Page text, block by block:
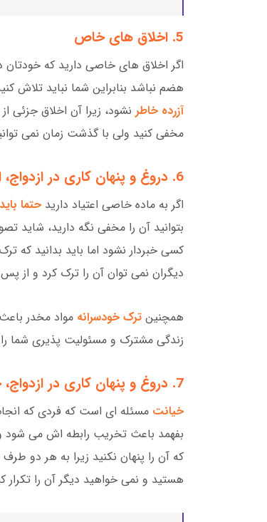
5. اخلاق های خاص
اگر اخلاق های خاصی دارید که خودتان
هضم نباشد بنابراین شما نباید تلاش
آزرده خاطر نشود، زیرا آن اخلاق جزئی
مخفی کنید ولی با گذشت زمان نمی
6. دروغ و پنهان کاری در ازدواج، اعتیاد
اگر به ماده خاصی اعتیاد دارید حتما
بتوانید آن را مخفی نگه دارید، شاید
کسی خبردار نشود اما باید بدانید که
دیگران نمی توان آن را ترک کرد و از
همچنین ترک خودسرانه مواد مخدر
زندگی مشترک و مسئولیت پذیری شما را
7. دروغ و پنهان کاری در ازدواج، خیانت
خیانت مسئله ای است که فردی که
بفهمد باعث تخریب رابطه اش می شود
که آن را پنهان نکنید زیرا به هر دو
هستید و نمی خواهید دیگر آن را تکرار